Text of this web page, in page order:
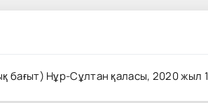
бағыт) Нұр-Сұлтан қаласы, 2020 жыл 1